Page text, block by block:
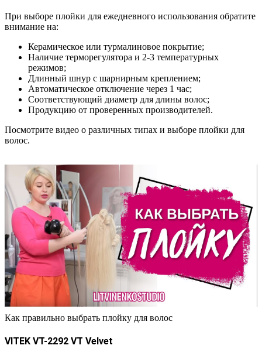
При выборе плойки для ежедневного использования обратите
внимание на:
Керамическое или турмалиновое покрытие;
Наличие терморегулятора и 2-3 температурных
режимов;
Длинный шнур с шарнирным креплением;
Автоматическое отключение через 1 час;
Соответствующий диаметр для длины волос;
Продукцию от проверенных производителей.
Посмотрите видео о различных типах и выборе плойки для
волос.
Как правильно выбрать плойку для волос
VITEK VT-2292 VT Velvet